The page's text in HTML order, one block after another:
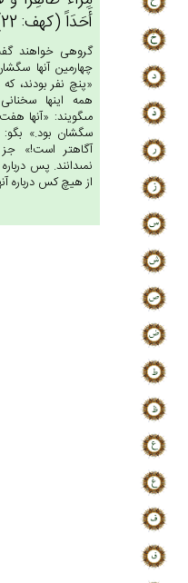
أَحَدَاً (كهف: 22)
گروهى خواهند
چهارمين آنها
«پنچ نفر بودند،
همه اينها
مى‏گويند: «آنها
سگشان بود.» بگو:
آگاهتر است!» جز
نمى‏دانند. پس
از هيچ كس درباره